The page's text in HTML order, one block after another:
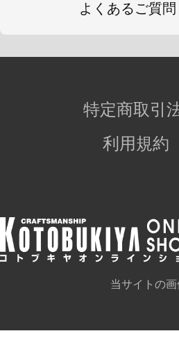
ファン垂涎の逸品
よくあるご質問
特定商取引
利用規約
当サイトの